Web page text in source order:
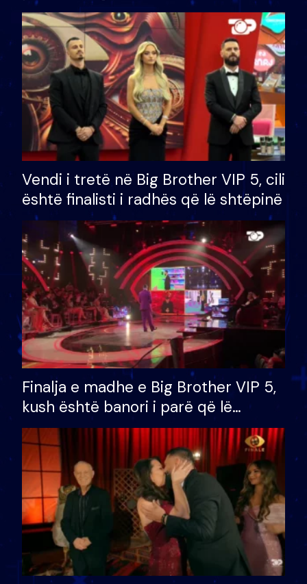
çmimin e madh prej 100 mijë eurosh
Vendi i tretë në Big Brother VIP 5, cili
është finalisti i radhës që lë shtëpinë
Finalja e madhe e Big Brother VIP 5,
kush është banori i parë që lë
shtëpinë dhe humb mundësinë për
të fituar çmimin e madh